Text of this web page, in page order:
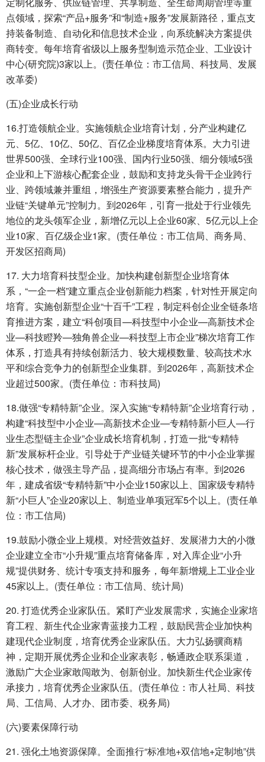
点领域，探索“产品+服务”和“制造+服务”发展新路径，重点支
持装备制造、自动化和信息技术企业，向系统解决方案提供
商转变。每年培育省级以上服务型制造示范企业、工业设计
中心(研究院)3家以上。(责任单位：市工信局、科技局、发展
改革委)
(五)企业成长行动
16.打造领航企业。实施领航企业培育计划，分产业构建亿
元、5亿、10亿、50亿、百亿企业梯度培育体系。大力引进
世界500强、全球行业100强、国内行业50强、细分领域5强
企业和上下游核心配套企业，鼓励和支持龙头骨干企业跨行
业、跨领域兼并重组，增强生产资源要素整合能力，提升产
业链“关键单元”控制力。到2026年，引育一批处于行业领先
地位的龙头领军企业，新增亿元以上企业60家、5亿元以上企
业10家、百亿级企业1家。(责任单位：市工信局、商务局、
开发区招商局)
17. 大力培育科技型企业。加快构建创新型企业培育体
系，“一企一档”建立重点企业创新能力档案，针对性开展定向
培育。实施创新型企业“十百千”工程，制定科创企业全链条培
育推进方案，建立“科创项目—科技型中小企业—高新技术企
业—科技瞪羚—独角兽企业—科技型上市企业”梯次培育工作
体系，打造具有持续创新活力、较大规模数量、较高技术水
平和综合竞争力的创新型企业集群。到2026年，高新技术企
业超过500家。(责任单位：市科技局)
18.做强“专精特新”企业。深入实施“专精特新”企业培育行动，
构建“科技型中小企业—高新技术企业—专精特新小巨人—行
业生态型链主企业”企业成长培育机制，打造一批“专精特
新”发展标杆企业。引导处于产业链关键环节的中小企业掌握
核心技术，做强主导产品，提高细分市场占有率。到2026
年，建成省级“专精特新”中小企业150家以上、国家级专精特
新“小巨人”企业20家以上、制造业单项冠军5个以上。(责任单
位：市工信局)
19.鼓励小微企业上规模。对经营效益好、发展潜力大的小微
企业建立全市“小升规”重点培育储备库，对入库企业“小升
规”提供财务、统计专项支持和服务，每年新增规上工业企业
45家以上。(责任单位：市工信局、统计局)
20. 打造优秀企业家队伍。紧盯产业发展需求，实施企业家培
育工程、新生代企业家青蓝接力工程，鼓励民营企业加快构
建现代企业制度，培育优秀企业家队伍。大力弘扬骥商精
神，定期开展优秀企业和企业家表彰，畅通政企联系渠道，
激励广大企业家敢闯敢为、创新创业。加快新生代企业家传
承接力，培育优秀企业家队伍。(责任单位：市人社局、科技
局、工信局、人才办、团市委、税务局)
(六)要素保障行动
21. 强化土地资源保障。全面推行“标准地+双信地+定制地”供